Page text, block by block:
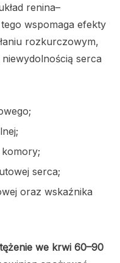
renina–
wspomaga efekty
rozkurczowym,
serca
komory;
serca;
oraz wskaźnika
we krwi 60–90